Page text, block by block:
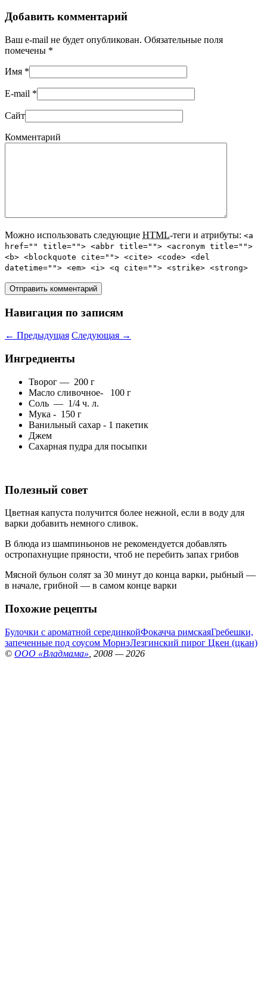
Добавить комментарий
Ваш e-mail не будет опубликован. Обязательные поля
помечены *
Имя *
E-mail *
Сайт
Комментарий
Можно использовать следующие HTML-теги и атрибуты: <a
href="" title=""> <abbr title=""> <acronym title="">
<b> <blockquote cite=""> <cite> <code> <del
datetime=""> <em> <i> <q cite=""> <strike> <strong>
Навигация по записям
← Предыдущая Следующая →
Ингредиенты
Творог — 200 г
Масло сливочное- 100 г
Соль — 1/4 ч. л.
Мука - 150 г
Ванильный сахар - 1 пакетик
Джем
Сахарная пудра для посыпки
Полезный совет
Цветная капуста получится более нежной, если в воду для
варки добавить немного сливок.
В блюда из шампиньонов не рекомендуется добавлять
остропахнущие пряности, чтоб не перебить запах грибов
Мясной бульон солят за 30 минут до конца варки, рыбный —
в начале, грибной — в самом конце варки
Похожие рецепты
Булочки с ароматной серединкойФокачча римскаяГребешки,
запеченные под соусом МорнэЛезгинский пирог Цкен (цкан)
© ООО «Владмама» , 2008 — 2026